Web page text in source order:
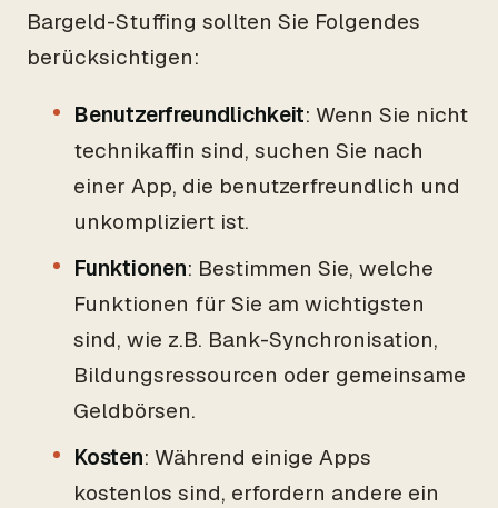
Bargeld-Stuffing sollten Sie Folgendes
berücksichtigen:
Benutzerfreundlichkeit: Wenn Sie nicht
technikaffin sind, suchen Sie nach
einer App, die benutzerfreundlich und
unkompliziert ist.
Funktionen: Bestimmen Sie, welche
Funktionen für Sie am wichtigsten
sind, wie z.B. Bank-Synchronisation,
Bildungsressourcen oder gemeinsame
Geldbörsen.
Kosten: Während einige Apps
kostenlos sind, erfordern andere ein